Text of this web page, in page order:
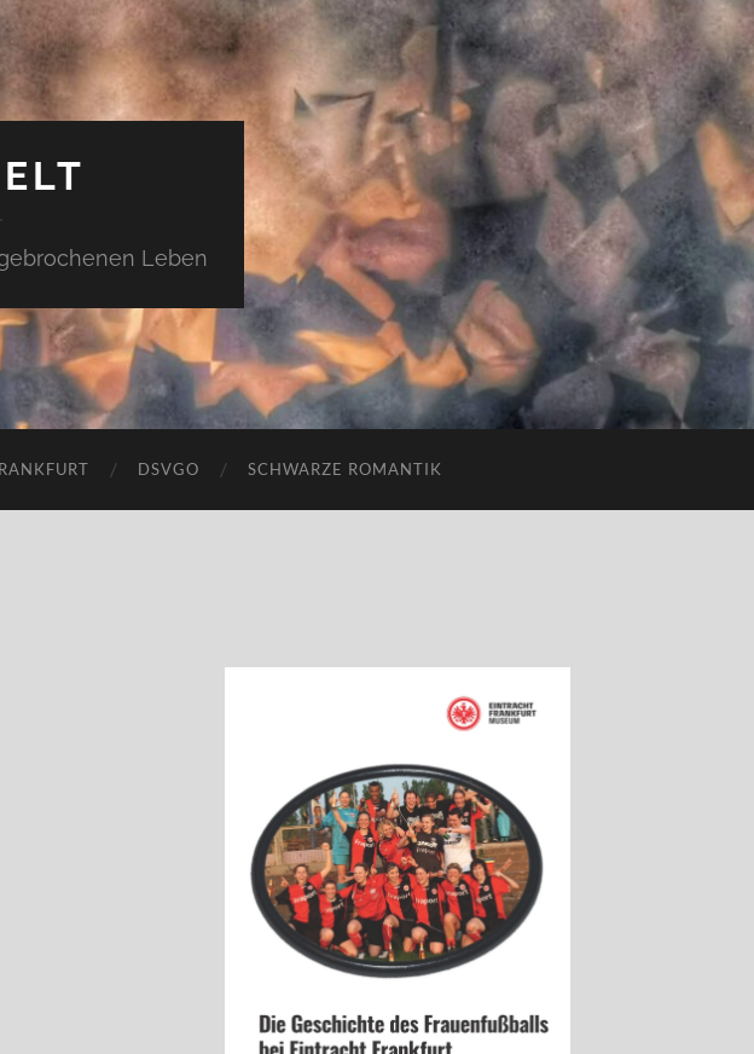
Leben
DSVGO SCHWARZE ROMANTIK